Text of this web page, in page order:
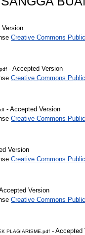
Version
Creative Commons
- Accepted Version
Creative Commons
- Accepted Version
Creative Commons
Version
Creative Commons
Version
Creative Commons
PLAGIARISME.pdf - Accepted